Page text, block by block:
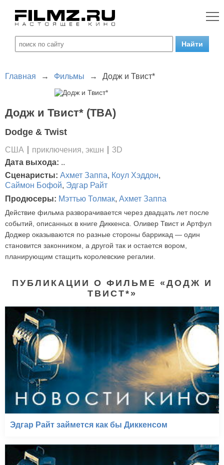
Главная → Фильмы → Додж и Твист*
Додж и Твист* (TBA)
Dodge & Twist
США приключения, экшн
3D
Дата выхода: ..
Сценаристы: Ахмет Заппа, Коул Хэддон,
Саймон Бофой, Эдгар Райт
Продюсеры: Мэттью Толмак, Ахмет Заппа
Действие фильма разворачивается через двадцать лет после
событий, описанных в книге Диккенса. Оливер Твист и Артфул
Доджер оказываются по разные стороны баррикад — один
становится законником, а другой так и остается вором,
планирующим стащить королевские регалии.
ПУБЛИКАЦИИ О ФИЛЬМЕ «ДОДЖ И
ТВИСТ*»
Эдгар Райт займется как бы Диккенсом